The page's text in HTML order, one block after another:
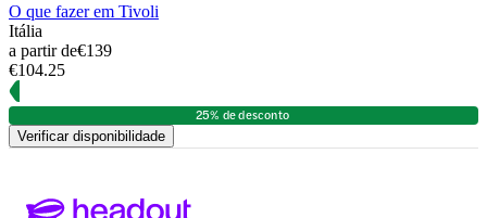
O que fazer em Tivoli
Itália
a partir de€139
€104.25
25% de desconto
Verificar disponibilidade